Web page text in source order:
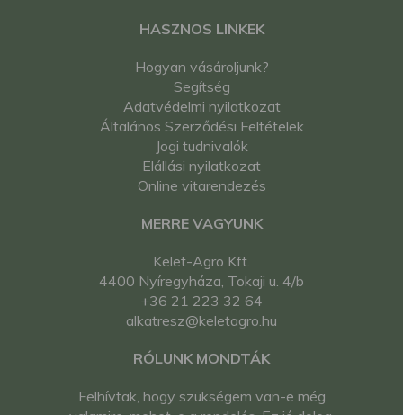
HASZNOS LINKEK
Hogyan vásároljunk?
Segítség
Adatvédelmi nyilatkozat
Általános Szerződési Feltételek
Jogi tudnivalók
Elállási nyilatkozat
Online vitarendezés
MERRE VAGYUNK
Kelet-Agro Kft.
4400 Nyíregyháza, Tokaji u. 4/b
+36 21 223 32 64
alkatresz@keletagro.hu
RÓLUNK MONDTÁK
Felhívtak, hogy szükségem van-e még